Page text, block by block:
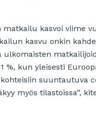
kasvoi viime
kasvu onkin
%, kun yleisesti
suuntautuva
myös tilastoissa”,